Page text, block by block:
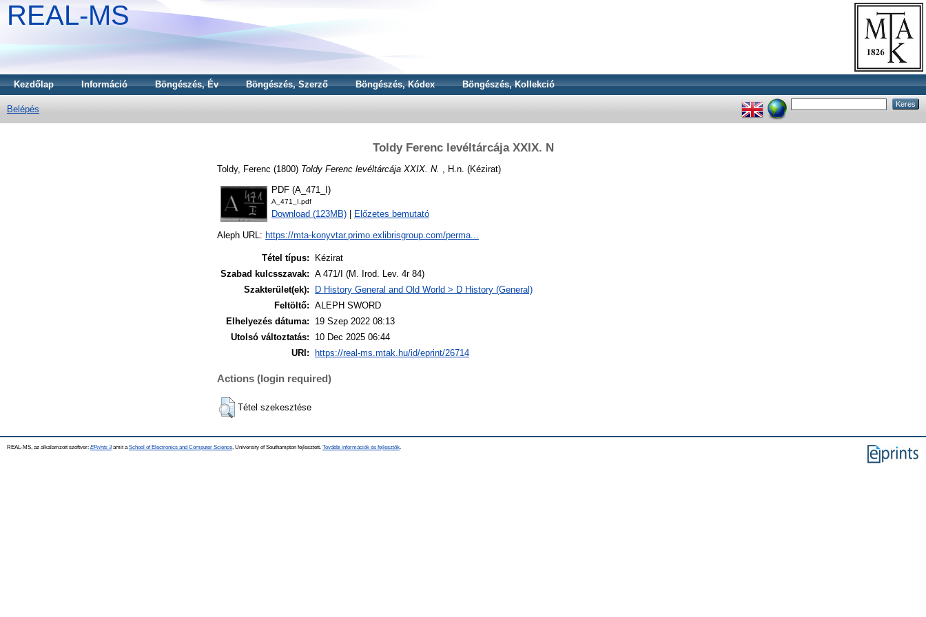
REAL-MS
Kezdőlap Információ Böngészés, Év Böngészés, Szerző Böngészés, Kódex Böngészés, Kollekció
Belépés
Toldy Ferenc levéltárcája XXIX. N
Toldy, Ferenc (1800) Toldy Ferenc levéltárcája XXIX. N. , H.n. (Kézirat)
PDF (A_471_I)
A_471_I.pdf
Download (123MB) Előzetes bemutató
Aleph URL: https://mta-konyvtar.primo.exlibrisgroup.com/perma...
Tétel típus:
Kézirat
Szabad kulcsszavak: A 471/I (M. Irod. Lev. 4r 84)
Szakterület(ek):
D History General and Old World > D History (General)
Feltöltő: ALEPH SWORD
Elhelyezés dátuma:
19 Szep 2022 08:13
Utolsó változtatás:
10 Dec 2025 06:44
URI:
https://real-ms.mtak.hu/id/eprint/26714
Actions (login required)
Tétel szekesztése
REAL-MS, az alkalamzott szoftver: EPrints 3amit a School of Electronics and Computer Science , University of Southampton fejlesztett. További információk és fejlesztők